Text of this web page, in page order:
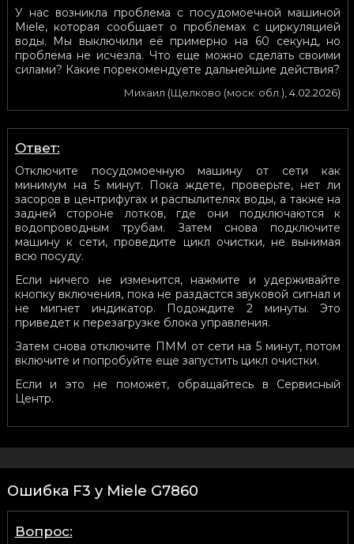
У нас возникла проблема с посудомоечной машиной
Miele, которая сообщает о проблемах с циркуляцией
воды. Мы выключили её примерно на 60 секунд, но
проблема не исчезла. Что еще можно сделать своими
силами? Какие порекомендуете дальнейшие действия?
Михаил (Щелково (моск. обл.) ,4.02.2026)
Ответ:
Отключите посудомоечную машину от сети как
минимум на 5 минут. Пока ждете, проверьте, нет ли
засоров в центрифугах и распылителях воды, а также на
задней стороне лотков, где они подключаются к
водопроводным трубам. Затем снова подключите
машину к сети, проведите цикл очистки, не вынимая
всю посуду.
Если ничего не изменится, нажмите и удерживайте
кнопку включения, пока не раздастся звуковой сигнал и
не мигнет индикатор. Подождите 2 минуты. Это
приведет к перезагрузке блока управления.
Затем снова отключите ПММ от сети на 5 минут, потом
включите и попробуйте еще запустить цикл очистки.
Если и это не поможет, обращайтесь в Сервисный
Центр.
Ошибка F3 у Miele G7860
Вопрос: